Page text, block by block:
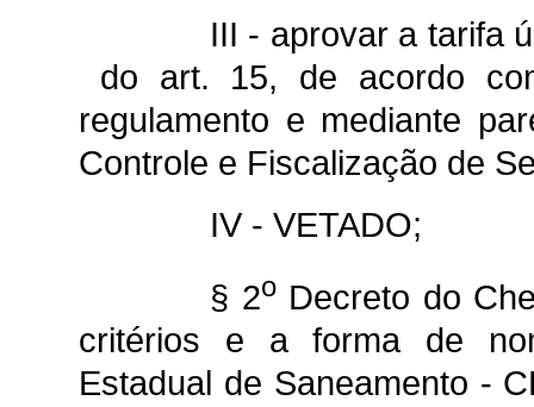
III - aprovar a tarifa
do art. 15, de acordo
regulamento e mediante
Controle e Fiscalização de
IV - VETADO;
§ 2oDecreto do
critérios e a forma de
Estadual de Saneamento -